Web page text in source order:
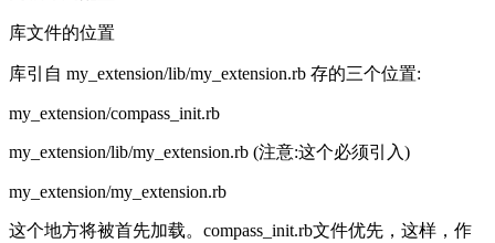
库文件的位置
库引自 my_extension/lib/my_extension.rb 存的三个位置:
my_extension/compass_init.rb
my_extension/lib/my_extension.rb (注意:这个必须引入)
my_extension/my_extension.rb
这个地方将被首先加载。compass_init.rb文件优先，这样，作